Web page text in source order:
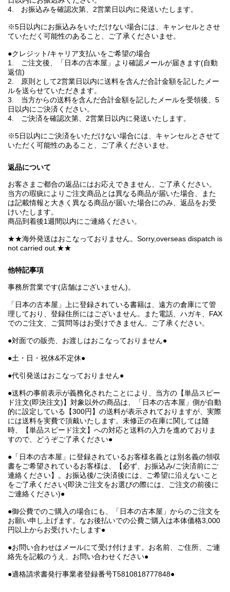
4. お振込みを確認次第、2営業日以内に発送いたします。
※5日以内にお振込みをいただけない場合には、キャンセルとさせ
ていただく可能性のあること、ご了承くださいませ。
●クレジット/キャリア支払いをご希望の場合
1. ご注文後、「日本の古本屋」より確認メールが届きます(自動
返信)
2. 原則として2営業日以内に送料を含んだ合計金額を記したメー
ルを送らせていただきます。
3. 当方からの送料を含んだ合計金額を記したメールを受領後、5
日以内にご決済ください。
4. ご決済を確認次第、2営業日以内に発送いたします。
※5日以内にご決済をいただけない場合には、キャンセルとさせて
いただく可能性のあること、ご了承くださいませ。
返品について
お客さまご都合の返品にはお応えできません、ご了承ください。
当方の瑕疵によりご注文商品とは異なる商品が届いた場合、また
は記載情報と大きく異なる商品が届いた場合にのみ、返品をお受
けいたします。
商品到着後1週間以内にご連絡ください。
★★海外発送はおこなっておりません。Sorry,overseas dispatch is
not carried out.★★
他特記事項
事務所営業です(店舗はございません)。
「日本の古本屋」上に登録されている書籍は、遠方の倉庫にて管
理しており、登録住所にはございません。また電話、ハガキ、FAX
でのご注文、ご質問等はお受けできません。ご了承ください。
●対面での販売、お渡しはおこなっておりません●
●土・日・祝休&不定休●
●代引発送はおこなっておりません●
●送料の事前表示が義務化されたことにより、当方の【単品スピー
ド注文(即決注文)】対象以外の商品は、「日本の古本屋」側が自動
的に設定している【300円】の送料が表示されておりますが、実際
には送料を実費で頂戴いたします。未修正の在庫に関しては随
時、【単品スピード注文】への対応と送料の入力を進めておりま
すので、どうぞご了承ください●
●「日本の古本屋」に登録されているお客様名義とは別名義の領収
書をご希望されているお客様は、【必ず、お振込み/ご決済前にご
連絡ください】。お振込後/ご決済後には、ご希望に沿えないこと
をご了承ください(即決ご注文をお選びの際には、ご注文の前後に
ご連絡ください)●
●御公費でのご購入の場合にも、「日本の古本屋」からのご注文を
お願い申し上げます。なお後払いでの公費ご購入は本体価格3,000
円以上からお受けいたします●
●お問い合わせはメールにて受け付けます。お名前、ご住所、ご連
絡先を記載のうえ、お問い合わせください●
●適格請求書発行事業者登録番号T5810818777848●